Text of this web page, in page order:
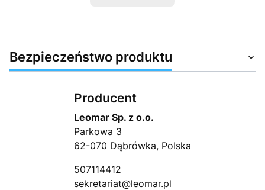
Bezpieczeństwo produktu
Producent
Leomar Sp. z o.o.
Parkowa 3
62-070 Dąbrówka, Polska
507114412
sekretariat@leomar.pl